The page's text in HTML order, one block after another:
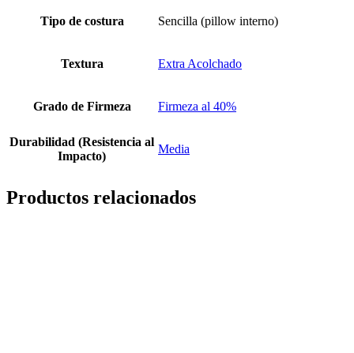
Tipo de costura Sencilla (pillow interno)
Textura Extra Acolchado
Grado de Firmeza Firmeza al 40%
Durabilidad (Resistencia al
Impacto)
Media
Productos relacionados